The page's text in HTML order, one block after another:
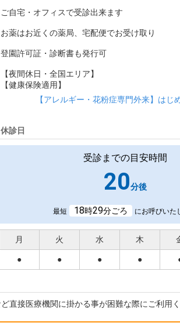
ご自宅・オフィスで受診出来ます
お薬はお近くの薬局、宅配便でお受け取り
登園許可証・診断書も発行可
【夜間休日・全国エリア】
【健康保険適用】
【アレルギー・花粉症専門外来】はじ
診日
受診までの目安時間
20分後
最短 18時29分ごろ にお呼びいた
月 火 水 木
● ● ● ●
直接医療機関に掛かる事が困難な際にご利用